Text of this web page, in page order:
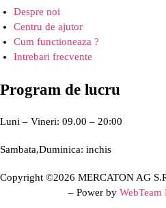
Despre noi
Centru de ajutor
Cum functioneaza ?
Intrebari frecvente
Program de lucru
Luni – Vineri: 09.00 – 20:00
Sambata,Duminica: inchis
Copyright ©2026 MERCATON AG
– Power by WebTeam